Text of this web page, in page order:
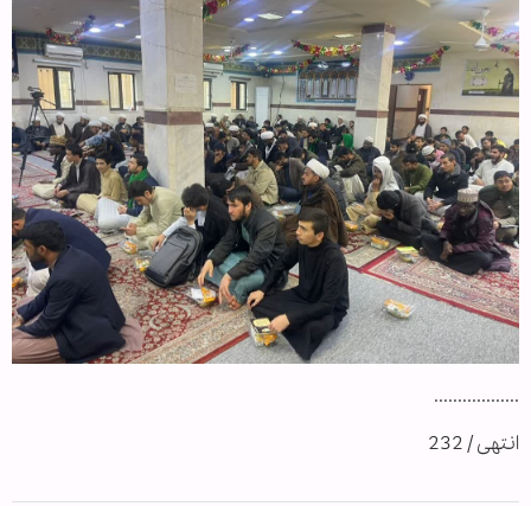
..................
انتهى / 232